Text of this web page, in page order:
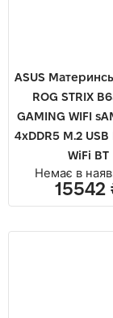
ASUS
ROG STRIX
GAMING WIFI
4xDDR5 M.2 USB
WiFi BT
Немає в
15542